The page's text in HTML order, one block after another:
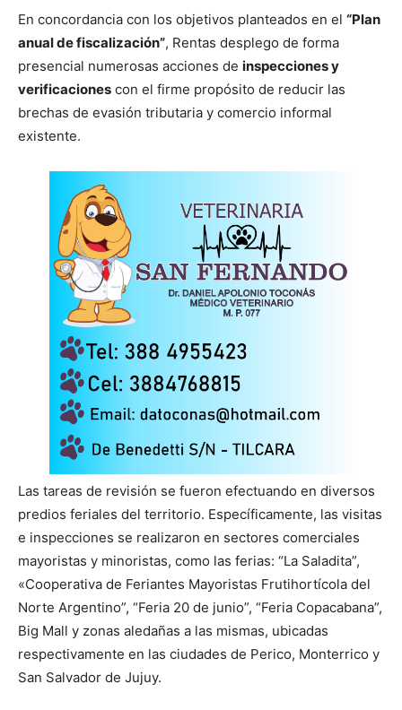
En concordancia con los objetivos planteados en el “Plan
anual de fiscalización”, Rentas desplego de forma
presencial numerosas acciones de inspecciones y
verificaciones con el firme propósito de reducir las
brechas de evasión tributaria y comercio informal
existente.
Las tareas de revisión se fueron efectuando en diversos
predios feriales del territorio. Específicamente, las visitas
e inspecciones se realizaron en sectores comerciales
mayoristas y minoristas, como las ferias: “La Saladita”,
«Cooperativa de Feriantes Mayoristas Frutihortícola del
Norte Argentino”, “Feria 20 de junio”, “Feria Copacabana”,
Big Mall y zonas aledañas a las mismas, ubicadas
respectivamente en las ciudades de Perico, Monterrico y
San Salvador de Jujuy.